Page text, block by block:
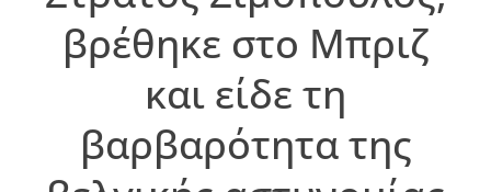
βρέθηκε στο Μπριζ
και είδε τη
βαρβαρότητα της